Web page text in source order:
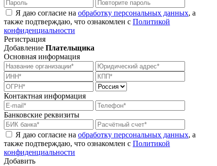
Я даю согласие на обработку персональных данных, а
также подтверждаю, что ознакомлен с Политикой
конфиденциальности
Регистрация
Добавление Плательщика
Основная информация
Контактная информация
Банковские реквизиты
Я даю согласие на обработку персональных данных, а
также подтверждаю, что ознакомлен с Политикой
конфиденциальности
Добавить